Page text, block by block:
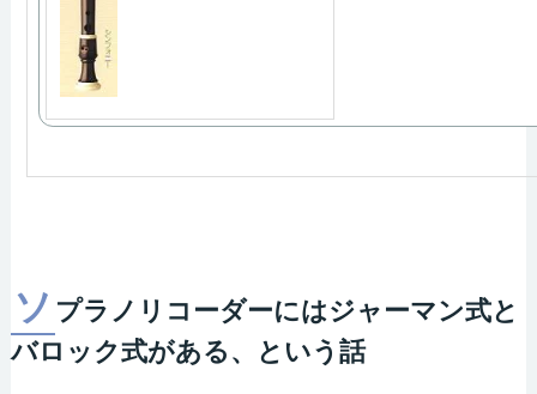
ソ プラノリコーダーにはジャーマン式と
バロック式がある、という話